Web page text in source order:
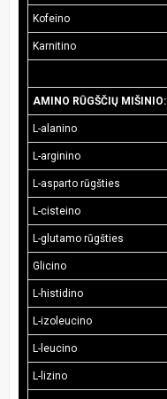
Kofeino
Karnitino
AMINO RŪGŠČIŲ MIŠINIO:
L-alanino
L-arginino
L-asparto rūgšties
L-cisteino
L-glutamo rūgšties
Glicino
L-histidino
L-izoleucino
L-leucino
L-lizino